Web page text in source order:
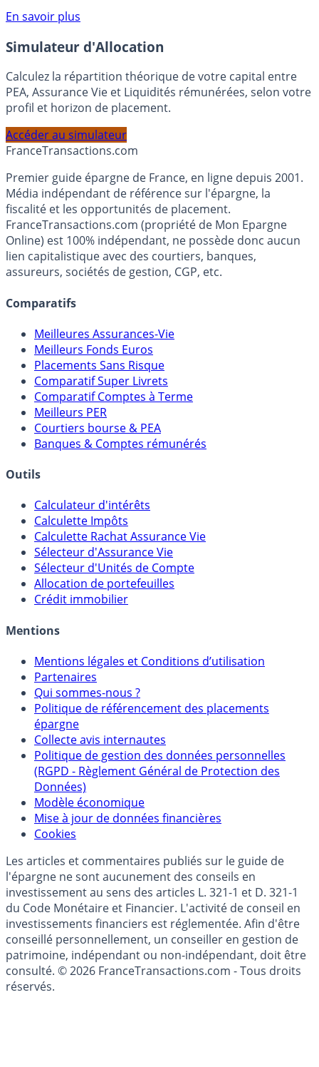
Voir conditions sur la page dédiée à cette offre.
En savoir plus
Simulateur d'Allocation
Calculez la répartition théorique de votre capital entre
profil et horizon de placement.
FranceTransactions.com
Premier guide épargne de France, en ligne depuis 2001.
Média indépendant de référence sur l'épargne, la
fiscalité et les opportunités de placement.
FranceTransactions.com (propriété de Mon Epargne
Online) est 100% indépendant, ne possède donc aucun
assureurs, sociétés de gestion, CGP, etc.
Comparatifs
Meilleures Assurances-Vie
Meilleurs Fonds Euros
Placements Sans Risque
Comparatif Super Livrets
Comparatif Comptes à Terme
Meilleurs PER
Banques & Comptes rémunérés
Outils
Calculateur d'intérêts
Calculette Impôts
Calculette Rachat Assurance Vie
Sélecteur d'Assurance Vie
Sélecteur d'Unités de Compte
Crédit immobilier
Mentions
Mentions légales et Conditions d’utilisation
Partenaires
Qui sommes-nous ?
Politique de référencement des placements
épargne
Collecte avis internautes
Politique de gestion des données personnelles
(RGPD - Règlement Général de Protection des
Données)
Modèle économique
Cookies
Les articles et commentaires publiés sur le guide de
l'épargne ne sont aucunement des conseils en
investissement au sens des articles L. 321-1 et D. 321-1
du Code Monétaire et Financier. L'activité de conseil en
investissements financiers est réglementée. Afin d'être
conseillé personnellement, un conseiller en gestion de
patrimoine, indépendant ou non-indépendant, doit être